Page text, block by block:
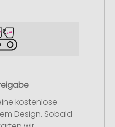
kostenlose
Design. Sobald